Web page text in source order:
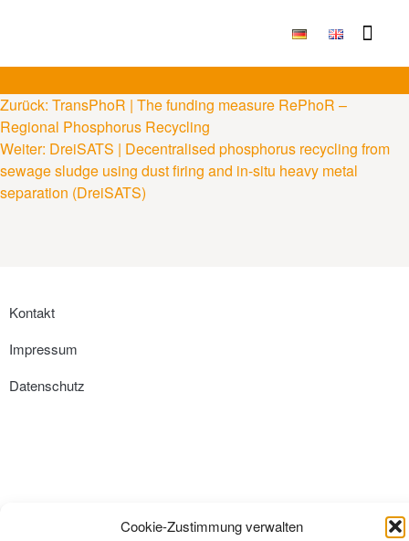
Cookie-Zustimmung verwalten
Zurück: TransPhoR | The funding measure RePhoR –
Regional Phosphorus Recycling
Weiter: DreiSATS | Decentralised phosphorus recycling from
sewage sludge using dust firing and in-situ heavy metal
separation (DreiSATS)
Kontakt
Impressum
Datenschutz